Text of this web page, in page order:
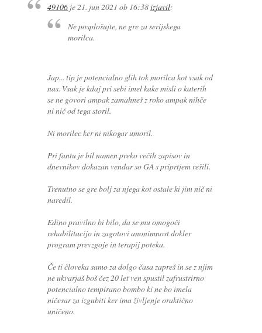
49106 je21. jun 2021 ob 16:38izjavil:
Ne posplošujte, ne gre za serijskega
morilca.
Jap... tip je potencialno glih tok morilca kot vsak od
nas. Vsak je kdaj pri sebi imel kake misli o katerih
se ne govori ampak zamahneš z roko ampak nihče
ni nič od tega storil.
Ni morilec ker ni nikogar umoril.
Pri fantu je bil namen preko večih zapisov in
dnevnikov dokazan vendar so GA s priprtjem rešili.
Trenutno se gre bolj za njega kot ostale ki jim nič ni
naredil.
Edino pravilno bi bilo, da se mu omogoči
rehabilitacijo in zagotovi anonimnost dokler
program prevzgoje in terapij poteka.
Če ti človeka samo za dolgo časa zapreš in se z njim
ne ukvarjaš boš čez 20 let ven spustil zafrustrirno
potencialno tempirano bombo ki ne bo imela
ničesar za izgubiti ker ima življenje oraktično
uničeno.